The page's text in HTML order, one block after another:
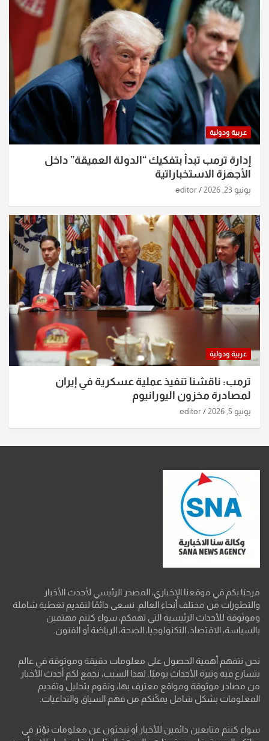
عربية ودولية
إدارة ترمب تبدأ بتفكيك “الدولة العميقة” داخل
الأجهزة الاستخباراتية
يونيو 23, 2026 editor
عربية ودولية
ترمب: ناقشنا تنفيذ عملية عسكرية في إيران
لمصادرة مخزون اليورانيوم
يونيو 5, 2026 editor
مرحبًا بكم في موقعنا الإخباري، المصدر الرئيسي لأحدث الأخبار
والتطورات من مختلف أنحاء العالم. نسعى دائمًا لتقديم تغطية شاملة
وموثوقة للأحداث الرئيسية التي تهمكم، سواء كنتم مهتمين
بالسياسة، الاقتصاد، التكنولوجيا، الصحة، الرياضة أو الفنون.
نحن نتفهم أهمية الحصول على معلومات دقيقة وموثوقة في عالم
يتسارع فيه وتيرة الأحداث يوميًا. لهذا السبب، نجمع لكم أحدث الأخبار
من مصادر موثوقة ومواقع معترف بها، ونقوم بتحليل وتقديم
المعلومات بشكل شامل يمكّنكم من فهم السياق والتداعيات.
سواء كنتم متابعين دائمين للأخبار أو تبحثون عن معلومات تؤثر في